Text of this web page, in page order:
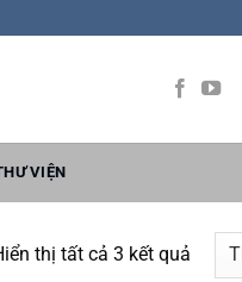
VIỆN
thị tất cả 3 kết quả